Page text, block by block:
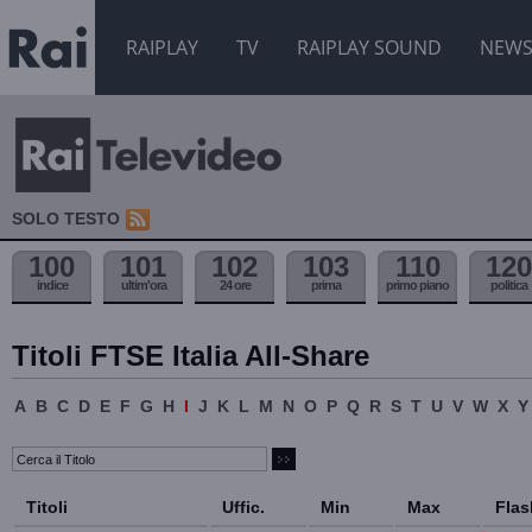
RAIPLAY TV RAIPLAY SOUND NEWS
SOLO TESTO
100
indice
101
ultim'ora
102
24 ore
103
prima
110
primo piano
120
politica
Titoli FTSE Italia All-Share
A B C D E F G H I J K L M N O P Q R S T U V W X Y
Titoli Uffic. Min Max